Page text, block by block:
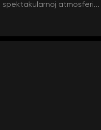
spektakularnoj atmosferi...